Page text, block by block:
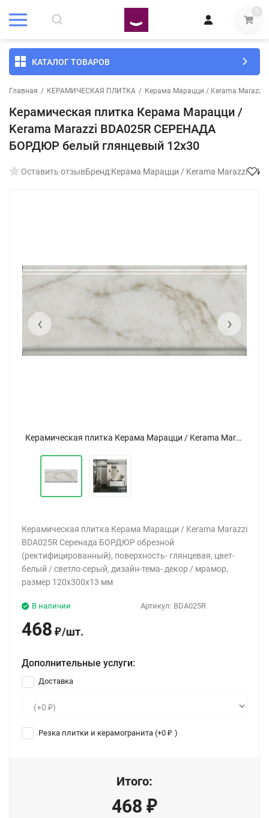
0
КАТАЛОГ ТОВАРОВ
Главная / КЕРАМИЧЕСКАЯ ПЛИТКА / Керама Марацци / Kerama Marazzi
Керамическая плитка Керама Марацци /
Kerama Marazzi BDA025R СЕРЕНАДА
БОРДЮР белый глянцевый 12x30
Оставить отзывБренд:Керама Марацци / Kerama Marazzi
Керамическая плитка Керама Марацци / Kerama Marazzi BDA025R СЕРЕНАДА БОРДЮР белый глянцевый 12x30
‹ ›
Керамическая плитка Керама Марацци / Kerama Marazzi
BDA025R Серенада БОРДЮР обрезной
(ректифицированный), поверхность- глянцевая, цвет-
белый / светло-серый, дизайн-тема- декор / мрамор,
размер 120x300x13 мм
Артикул: BDA025R
В наличии
468 ₽/шт.
Дополнительные услуги:
Доставка
Резка плитки и керамогранита (+0 ₽ )
Итого:
468 ₽